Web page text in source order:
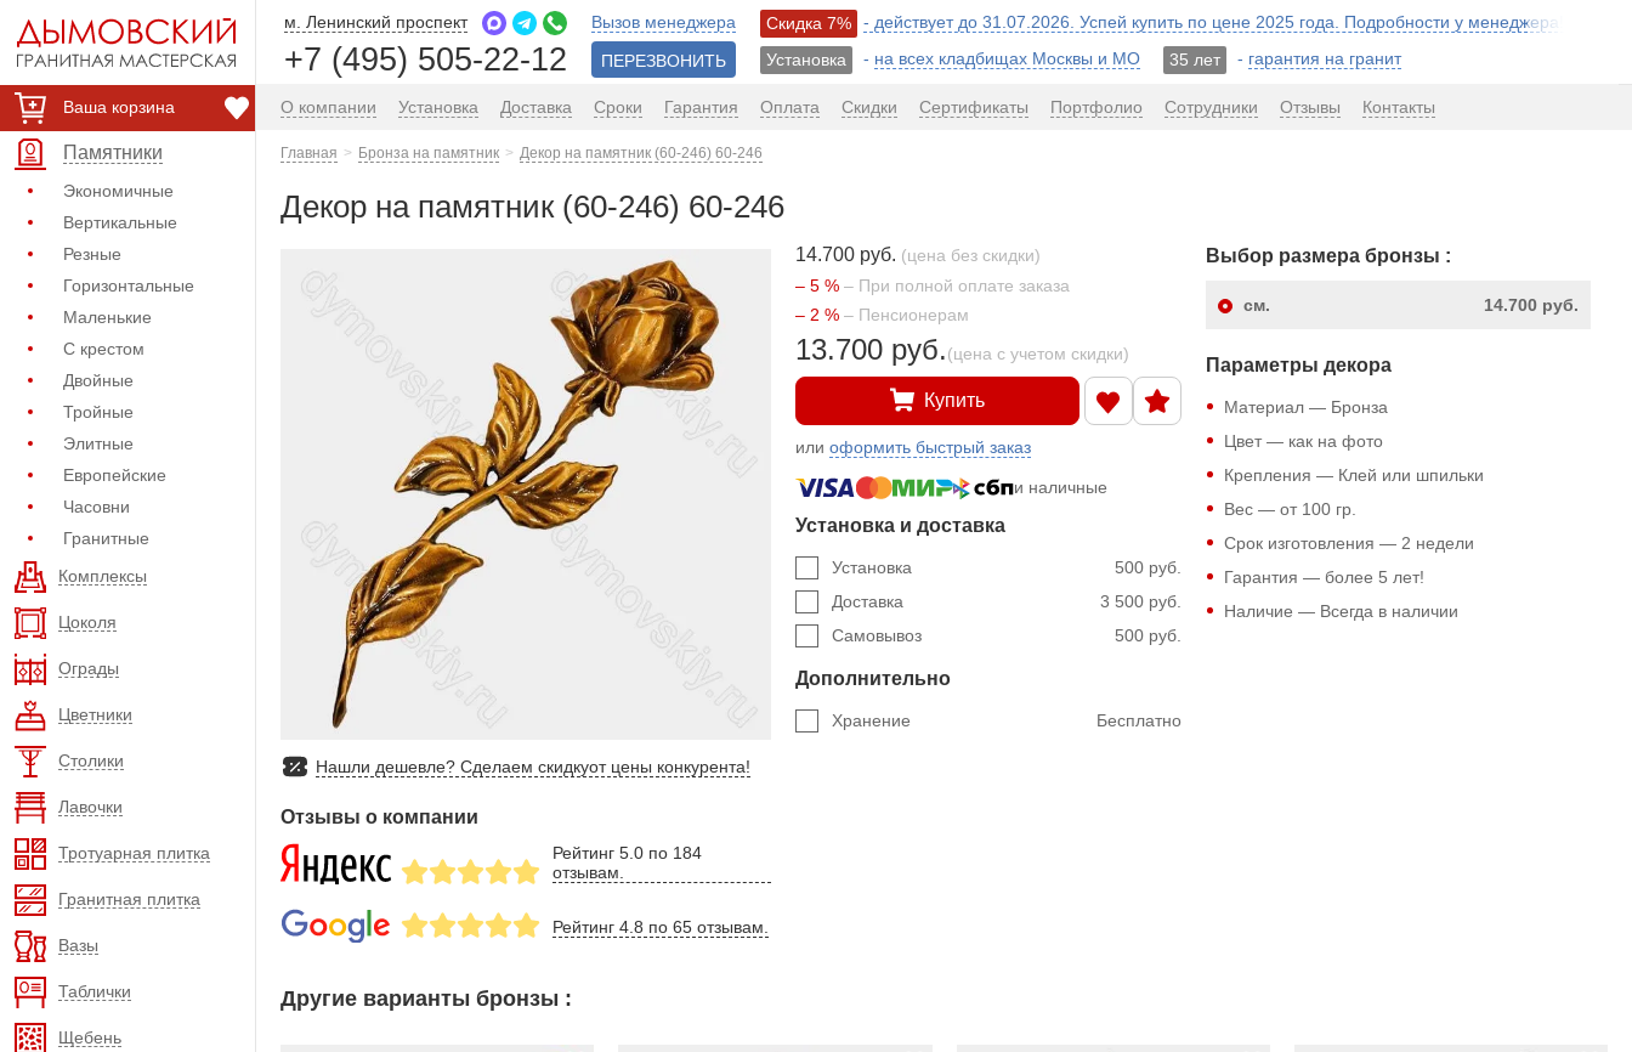
Ваша корзина
Памятники
Экономичные
Вертикальные
Резные
Горизонтальные
Маленькие
С крестом
Двойные
Тройные
Элитные
Европейские
Часовни
Гранитные
Комплексы
Цоколя
Ограды
Цветники
Столики
Лавочки
Тротуарная плитка
Гранитная плитка
Вазы
Таблички
Щебень
м. Ленинский проспект
+7 (495) 505-22-12
Вызов менеджера
ПЕРЕЗВОНИТЬ
Скидка 7%
- действует до 31.07.2026. Успей купить по цене 2025 года. Подробности у менеджера!
Установка
- на всех кладбищах Москвы и МО 35 лет - гарантия на гранит
О компании Установка Доставка Сроки Гарантия Оплата Скидки Сертификаты Портфолио Сотрудники Отзывы Контакты
Главная Бронза на памятник Декор на памятник (60-246) 60-246
Декор на памятник (60-246) 60-246
Нашли дешевле? Сделаем скидкуот цены конкурента!
Отзывы о компании
Рейтинг 5.0 по 184
отзывам.
Рейтинг 4.8 по 65 отзывам.
14.700 руб. (цена без скидки)
– 5 % – При полной оплате заказа
– 2 % – Пенсионерам
13.700 руб.(цена с учетом скидки)
Купить
илиоформить быстрый заказ
и наличные
Установка и доставка
500 руб.
Установка
3 500 руб.
Доставка
500 руб.
Самовывоз
Дополнительно
Бесплатно
Хранение
Выбор размера бронзы :
14.700 руб.
см.
Параметры декора
Материал — Бронза
Цвет — как на фото
Крепления — Клей или шпильки
Вес — от 100 гр.
Срок изготовления — 2 недели
Гарантия — более 5 лет!
Наличие — Всегда в наличии
Другие варианты бронзы :